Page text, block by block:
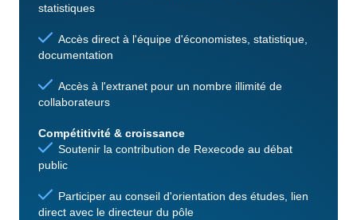
statistiques
Accès direct à l'équipe d'économistes, statistique,
documentation
Accès à l'extranet pour un nombre illimité de
collaborateurs
Compétitivité & croissance
Soutenir la contribution de Rexecode au débat
public
Participer au conseil d'orientation des études, lien
direct avec le directeur du pôle